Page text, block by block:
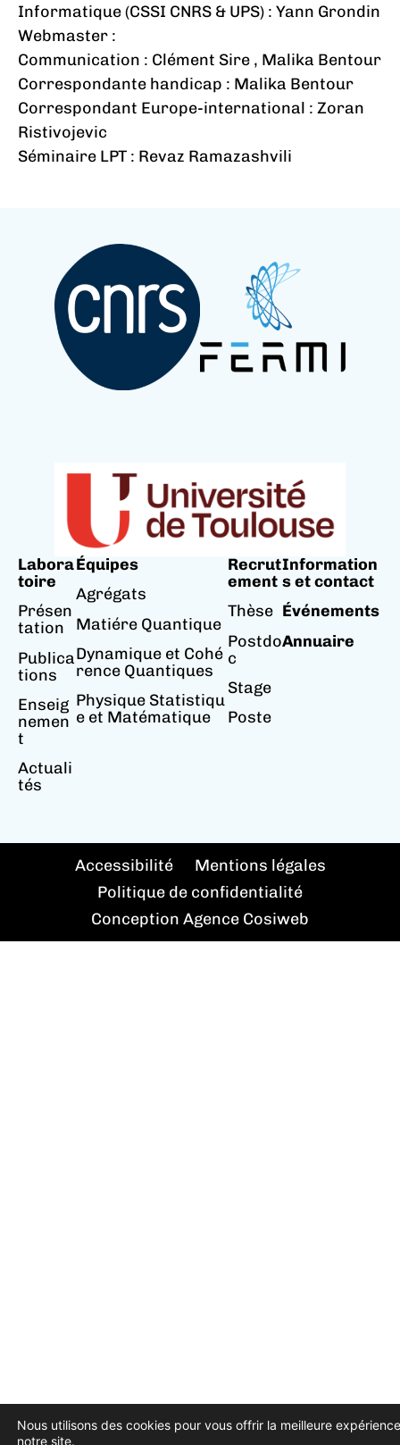
Informatique (CSSI CNRS & UPS) : Yann Grondin
Webmaster :
Communication : Clément Sire , Malika Bentour
Correspondante handicap : Malika Bentour
Correspondant Europe-international : Zoran
Ristivojevic
Séminaire LPT : Revaz Ramazashvili
Labora
toire
Présen
tation
Publica
tions
Enseig
nemen
t
Actuali
tés
Équipes
Agrégats
Matiére Quantique
Dynamique et Cohé
rence Quantiques
Physique Statistiqu
e et Matématique
Recrut
ement
Thèse
Postdo
c
Stage
Poste
Information
s et contact
Événements
Annuaire
Accessibilité
Mentions légales
Politique de confidentialité
Conception Agence Cosiweb
Nous utilisons des cookies pour vous offrir la meilleure
notre site.